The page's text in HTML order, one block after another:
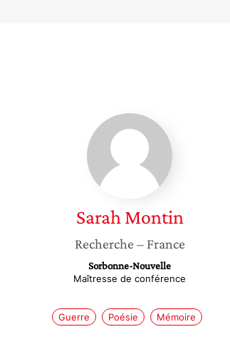
Sarah
Montin
Sarah Montin
Recherche – France
Sorbonne-Nouvelle
Maîtresse de conférence
Guerre Poésie Mémoire